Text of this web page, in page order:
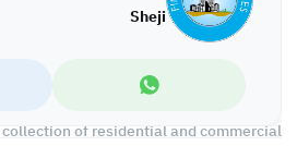
Sheji
REF NO ZJM13
Basis Contracts And Provide the Clients
with a Highly Professional Work.
collection of residential and commercial